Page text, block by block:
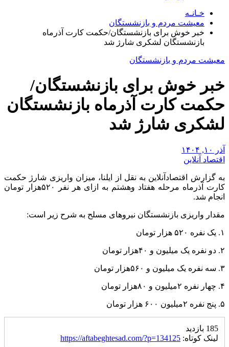
خـانـه
معیشت مردم و بازنشستگان
خبر خوش برای بازنشستگان/حکمت کارت آذرماه
بازنشستگان لشکری شارژ شد
معیشت مردم و بازنشستگان
خبر خوش برای بازنشستگان/
حکمت کارت آذرماه بازنشستگان
لشکری شارژ شد
آذر ۱۰, ۱۴۰۴
اقتصاد آنلاین
به گزارش اقتصادآنلاین به نقل از ایلنا، میزان واریزی شارژ حکمت
کارت آذرماه مرحله هفتاد وهشتم به ازای هر نفر ۵۲۰هزار تومان
انجام شد.
مقدار واریزی بازنشستگان نیرو‌های مسلح به شرح زیر است:
۱. یک نفره ۵۲۰ هزار تومان
۲. دو نفره یک میلیون و ۴۰هزار تومان
۳. سه نفره یک میلیون و ۵۶۰هزار تومان
۴. چهار نفره ۲میلیون و ۸۰هزار تومان
۵. پنج نفره ۲میلیون ۶۰۰ هزار تومان
185 بازدید
لینک کوتاه: https://aftabeghtesad.com/?p=134125